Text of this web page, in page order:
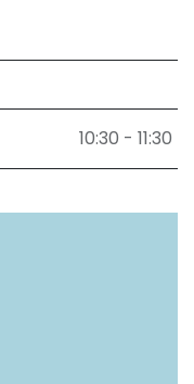
10:30 - 11:30